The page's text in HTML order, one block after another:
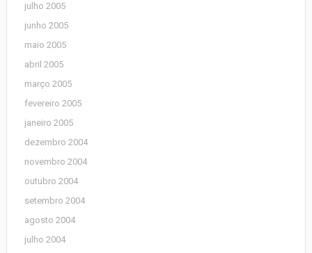
julho 2005
junho 2005
maio 2005
abril 2005
março 2005
fevereiro 2005
janeiro 2005
dezembro 2004
novembro 2004
outubro 2004
setembro 2004
agosto 2004
julho 2004